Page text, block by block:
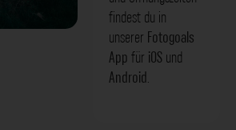
findest du in
unserer Fotogoals
App für iOS und
Android.